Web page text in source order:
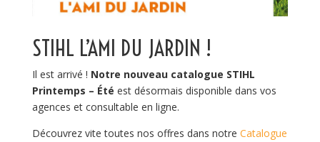
STIHL L’AMI DU JARDIN !
Il est arrivé ! Notre nouveau catalogue STIHL
Printemps – Été est désormais disponible dans vos
agences et consultable en ligne.
Découvrez vite toutes nos offres dans notre Catalogue